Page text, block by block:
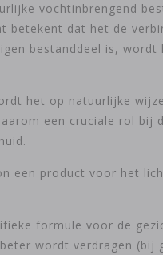
vochtinbrengend
betekent dat het de
bestanddeel is, wordt
het op natuurlijke
een cruciale rol bij
een product voor het
formule voor de
wordt verdragen (bij